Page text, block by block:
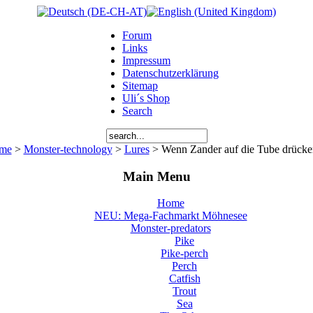
Forum
Links
Impressum
Datenschutzerklärung
Sitemap
Uli´s Shop
Search
> Monster-technology> Lures> Wenn Zander auf die Tube
Main Menu
Home
NEU: Mega-Fachmarkt Möhnesee
Monster-predators
Pike
Pike-perch
Perch
Catfish
Trout
Sea